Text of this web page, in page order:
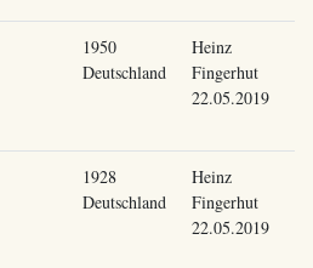
1950
Deutschland
Heinz
Fingerhut
22.05.2019
1928
Deutschland
Heinz
Fingerhut
22.05.2019